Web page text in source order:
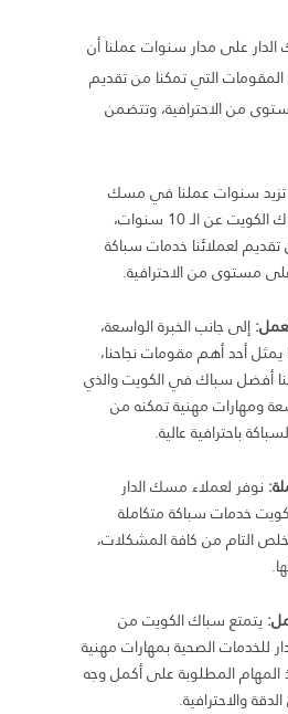
على مدار سنوات عملنا أن
التي تمكنا من تقديم
من الاحترافية، وتتضمن
تزيد سنوات عملنا في مسك
الدار أفضل سباك الكويت عن الـ 10 سنوات،
تقديم لعملائنا خدمات سباكة
مستوى من الاحترافية.
إلى جانب الخبرة الواسعة،
أحد أهم مقومات نجاحنا،
أفضل سباك في الكويت والذي
ومهارات مهنية تمكنه من
باحترافية عالية.
نوفر لعملاء مسك الدار
خدمات سباكة متكاملة
التام من كافة المشكلات،
يتمتع سباك الكويت من
للخدمات الصحية بمهارات مهنية
المهام المطلوبة على أكمل وجه
والاحترافية.